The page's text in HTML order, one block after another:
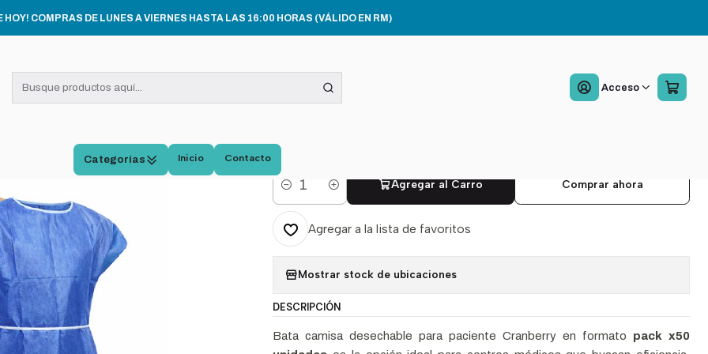
Acceso
Categorías Inicio Contacto
HOY! COMPRAS DE LUNES A VIERNES HASTA LAS 16:00 HORAS (VÁLIDO EN RM)
INSUMOS MÉDICOS Bata Camisa Paciente Desechable Cranberry Pack 50
Bata Camisa Paciente
Desechable Cranberry Pack
50
Cantidad
Agregar al Carro Comprar ahora
Agregar a la lista de favoritos
Mostrar stock de ubicaciones
DESCRIPCIÓN
Bata camisa desechable para paciente Cranberry en formato pack x50